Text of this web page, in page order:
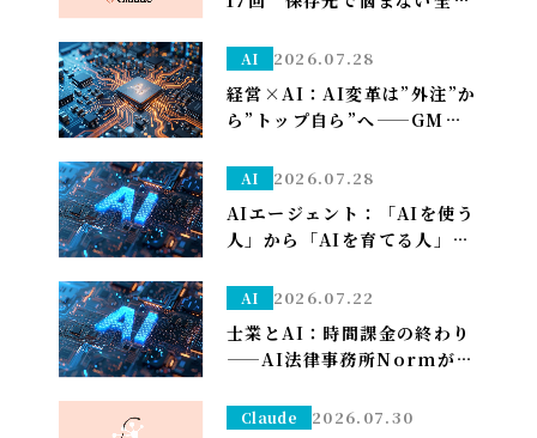
して、仕分けはClaudeに任
せる～
AI 2026.07.28
経営×AI：AI変革は”外注”か
ら”トップ自ら”へ——GMO熊
任、社長がコードを書く
AI 2026.07.28
AIエージェント：「AIを使う
人」から「AIを育てる人」へ
管理部はこう備える
AI 2026.07.22
士業とAI：時間課金の終わり
——AI法律事務所Normがユ
ぐ」への転換
Claude 2026.07.30